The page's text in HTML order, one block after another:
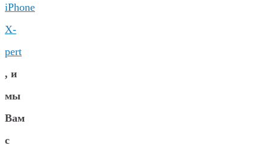
iPhone
X-
pert
, и
мы
Вам
с